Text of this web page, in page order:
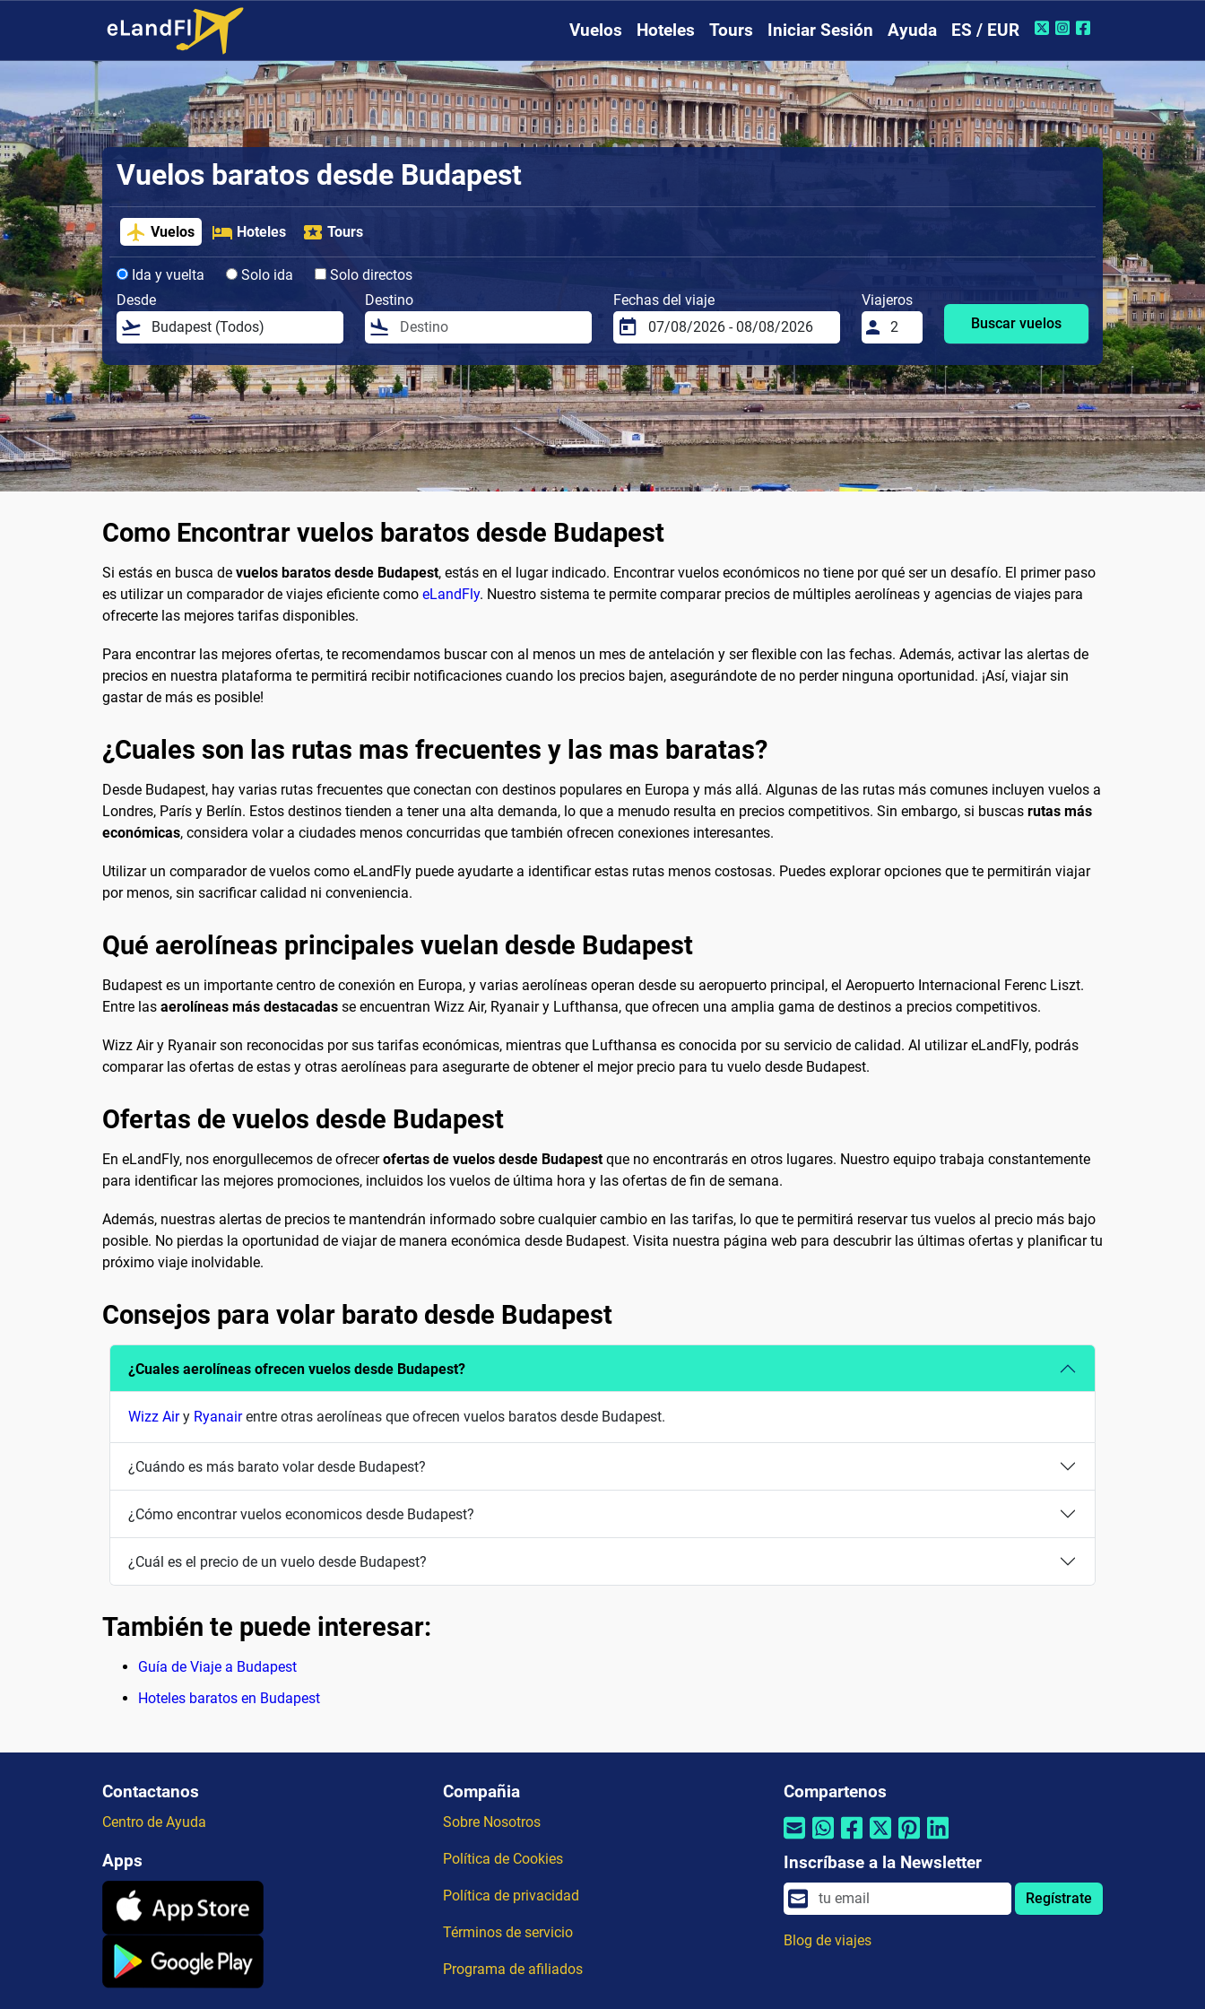
Vuelos Hoteles Tours Iniciar Sesión Ayuda ES / EUR
Vuelos baratos desde Budapest
Vuelos Hoteles Tours
Ida y vuelta Solo ida
Solo directos
Desde
Destino Fechas del viaje
Viajeros
Buscar vuelos
Como Encontrar vuelos baratos desde Budapest
Si estás en busca de vuelos baratos desde Budapest, estás en el lugar indicado. Encontrar vuelos económicos no tiene por qué ser un desafío. El primer paso
es utilizar un comparador de viajes eficiente como eLandFly. Nuestro sistema te permite comparar precios de múltiples aerolíneas y agencias de viajes para
ofrecerte las mejores tarifas disponibles.
Para encontrar las mejores ofertas, te recomendamos buscar con al menos un mes de antelación y ser flexible con las fechas. Además, activar las alertas de
precios en nuestra plataforma te permitirá recibir notificaciones cuando los precios bajen, asegurándote de no perder ninguna oportunidad. ¡Así, viajar sin
gastar de más es posible!
¿Cuales son las rutas mas frecuentes y las mas baratas?
Desde Budapest, hay varias rutas frecuentes que conectan con destinos populares en Europa y más allá. Algunas de las rutas más comunes incluyen vuelos a
Londres, París y Berlín. Estos destinos tienden a tener una alta demanda, lo que a menudo resulta en precios competitivos. Sin embargo, si buscas rutas más
económicas, considera volar a ciudades menos concurridas que también ofrecen conexiones interesantes.
Utilizar un comparador de vuelos como eLandFly puede ayudarte a identificar estas rutas menos costosas. Puedes explorar opciones que te permitirán viajar
por menos, sin sacrificar calidad ni conveniencia.
Qué aerolíneas principales vuelan desde Budapest
Budapest es un importante centro de conexión en Europa, y varias aerolíneas operan desde su aeropuerto principal, el Aeropuerto Internacional Ferenc Liszt.
Entre las aerolíneas más destacadas se encuentran Wizz Air, Ryanair y Lufthansa, que ofrecen una amplia gama de destinos a precios competitivos.
Wizz Air y Ryanair son reconocidas por sus tarifas económicas, mientras que Lufthansa es conocida por su servicio de calidad. Al utilizar eLandFly, podrás
comparar las ofertas de estas y otras aerolíneas para asegurarte de obtener el mejor precio para tu vuelo desde Budapest.
Ofertas de vuelos desde Budapest
En eLandFly, nos enorgullecemos de ofrecerofertas de vuelos desde Budapestque no encontrarás en otros lugares. Nuestro equipo trabaja constantemente
para identificar las mejores promociones, incluidos los vuelos de última hora y las ofertas de fin de semana.
Además, nuestras alertas de precios te mantendrán informado sobre cualquier cambio en las tarifas, lo que te permitirá reservar tus vuelos al precio más bajo
posible. No pierdas la oportunidad de viajar de manera económica desde Budapest. Visita nuestra página web para descubrir las últimas ofertas y planificar tu
próximo viaje inolvidable.
Consejos para volar barato desde Budapest
¿Cuales aerolíneas ofrecen vuelos desde Budapest?
Wizz Airy Ryanairentre otras aerolíneas que ofrecen vuelos baratos desde Budapest.
¿Cuándo es más barato volar desde Budapest?
¿Cómo encontrar vuelos economicos desde Budapest?
¿Cuál es el precio de un vuelo desde Budapest?
También te puede interesar:
Guía de Viaje a Budapest
Hoteles baratos en Budapest
Contactanos
Centro de Ayuda
Apps
Compañia
Sobre Nosotros
Política de Cookies
Política de privacidad
Términos de servicio
Programa de afiliados
Compartenos
Inscríbase a la Newsletter
Regístrate
Blog de viajes